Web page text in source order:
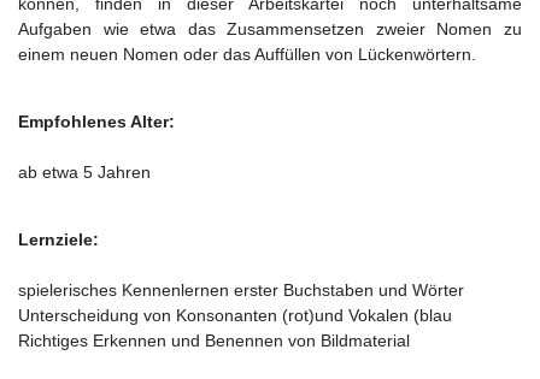
Aufgaben wie etwa das Zusammensetzen zweier Nomen zu
einem neuen Nomen oder das Auffüllen von Lückenwörtern.
Empfohlenes Alter:
ab etwa 5 Jahren
Lernziele:
spielerisches Kennenlernen erster Buchstaben und Wörter
Unterscheidung von Konsonanten (rot)und Vokalen (blau
Richtiges Erkennen und Benennen von Bildmaterial